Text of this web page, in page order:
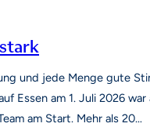
und jede Menge gute
Essen am 1. Juli 2026
am Start. Mehr als 20…